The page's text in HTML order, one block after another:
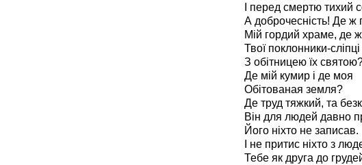
І перед смертю тихий
А доброчесність! Де ж
Мій гордий храме, де
Твої поклонники-сліпці
З обітницею їх
Де мій кумир і де моя
Обітованая земля?
Де труд тяжкий, та
Він для людей давно
Його ніхто не записав.
І не притис ніхто з
Тебе як друга до